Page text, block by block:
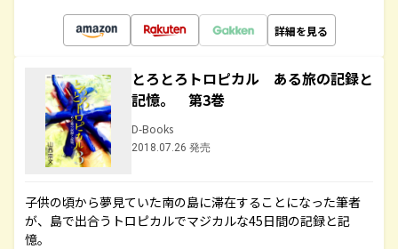
詳細を見る
とろとろトロピカル ある旅の記録と
記憶。 第3巻
D-Books
2018.07.26 発売
子供の頃から夢見ていた南の島に滞在することになった筆者
が、島で出合うトロピカルでマジカルな45日間の記録と記
憶。